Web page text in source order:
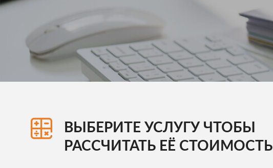
ВЫБЕРИТЕ УСЛУГУ ЧТОБЫ
РАССЧИТАТЬ ЕЁ СТОИМОСТЬ